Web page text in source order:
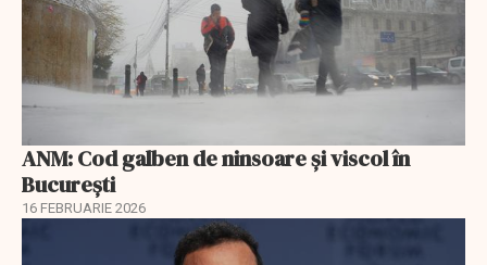
ANM: Cod galben de ninsoare și viscol în
București
16 FEBRUARIE 2026